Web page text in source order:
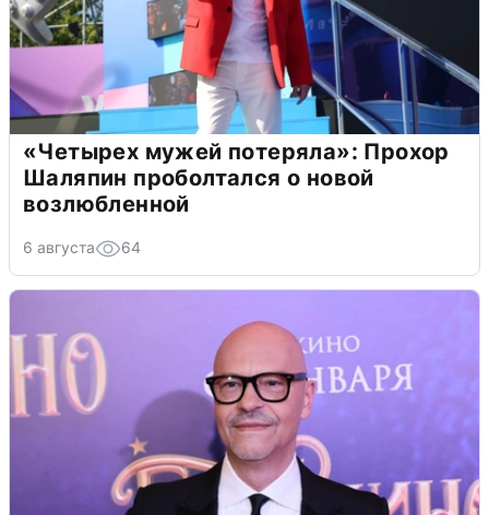
«Четырех мужей потеряла»: Прохор
Шаляпин проболтался о новой
возлюбленной
6 августа 64